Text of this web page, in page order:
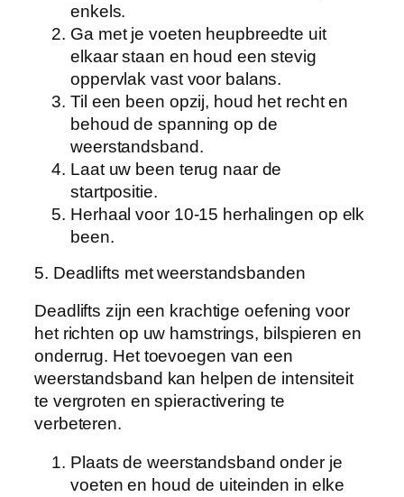
enkels.
Ga met je voeten heupbreedte uit
elkaar staan en houd een stevig
oppervlak vast voor balans.
Til een been opzij, houd het recht en
behoud de spanning op de
weerstandsband.
Laat uw been terug naar de
startpositie.
Herhaal voor 10-15 herhalingen op elk
been.
5. Deadlifts met weerstandsbanden
Deadlifts zijn een krachtige oefening voor
het richten op uw hamstrings, bilspieren en
onderrug. Het toevoegen van een
weerstandsband kan helpen de intensiteit
te vergroten en spieractivering te
verbeteren.
Plaats de weerstandsband onder je
voeten en houd de uiteinden in elke